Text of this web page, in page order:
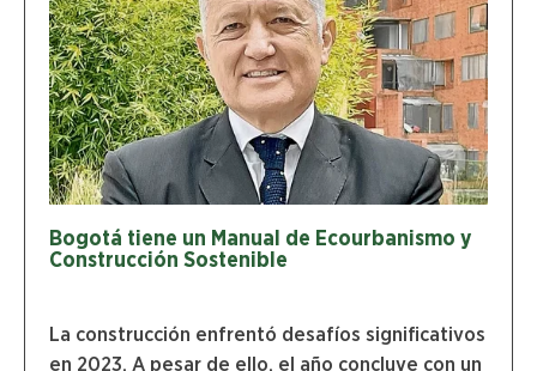
Bogotá tiene un Manual de Ecourbanismo y
Construcción Sostenible
La construcción enfrentó desafíos significativos
en 2023. A pesar de ello, el año concluye con un